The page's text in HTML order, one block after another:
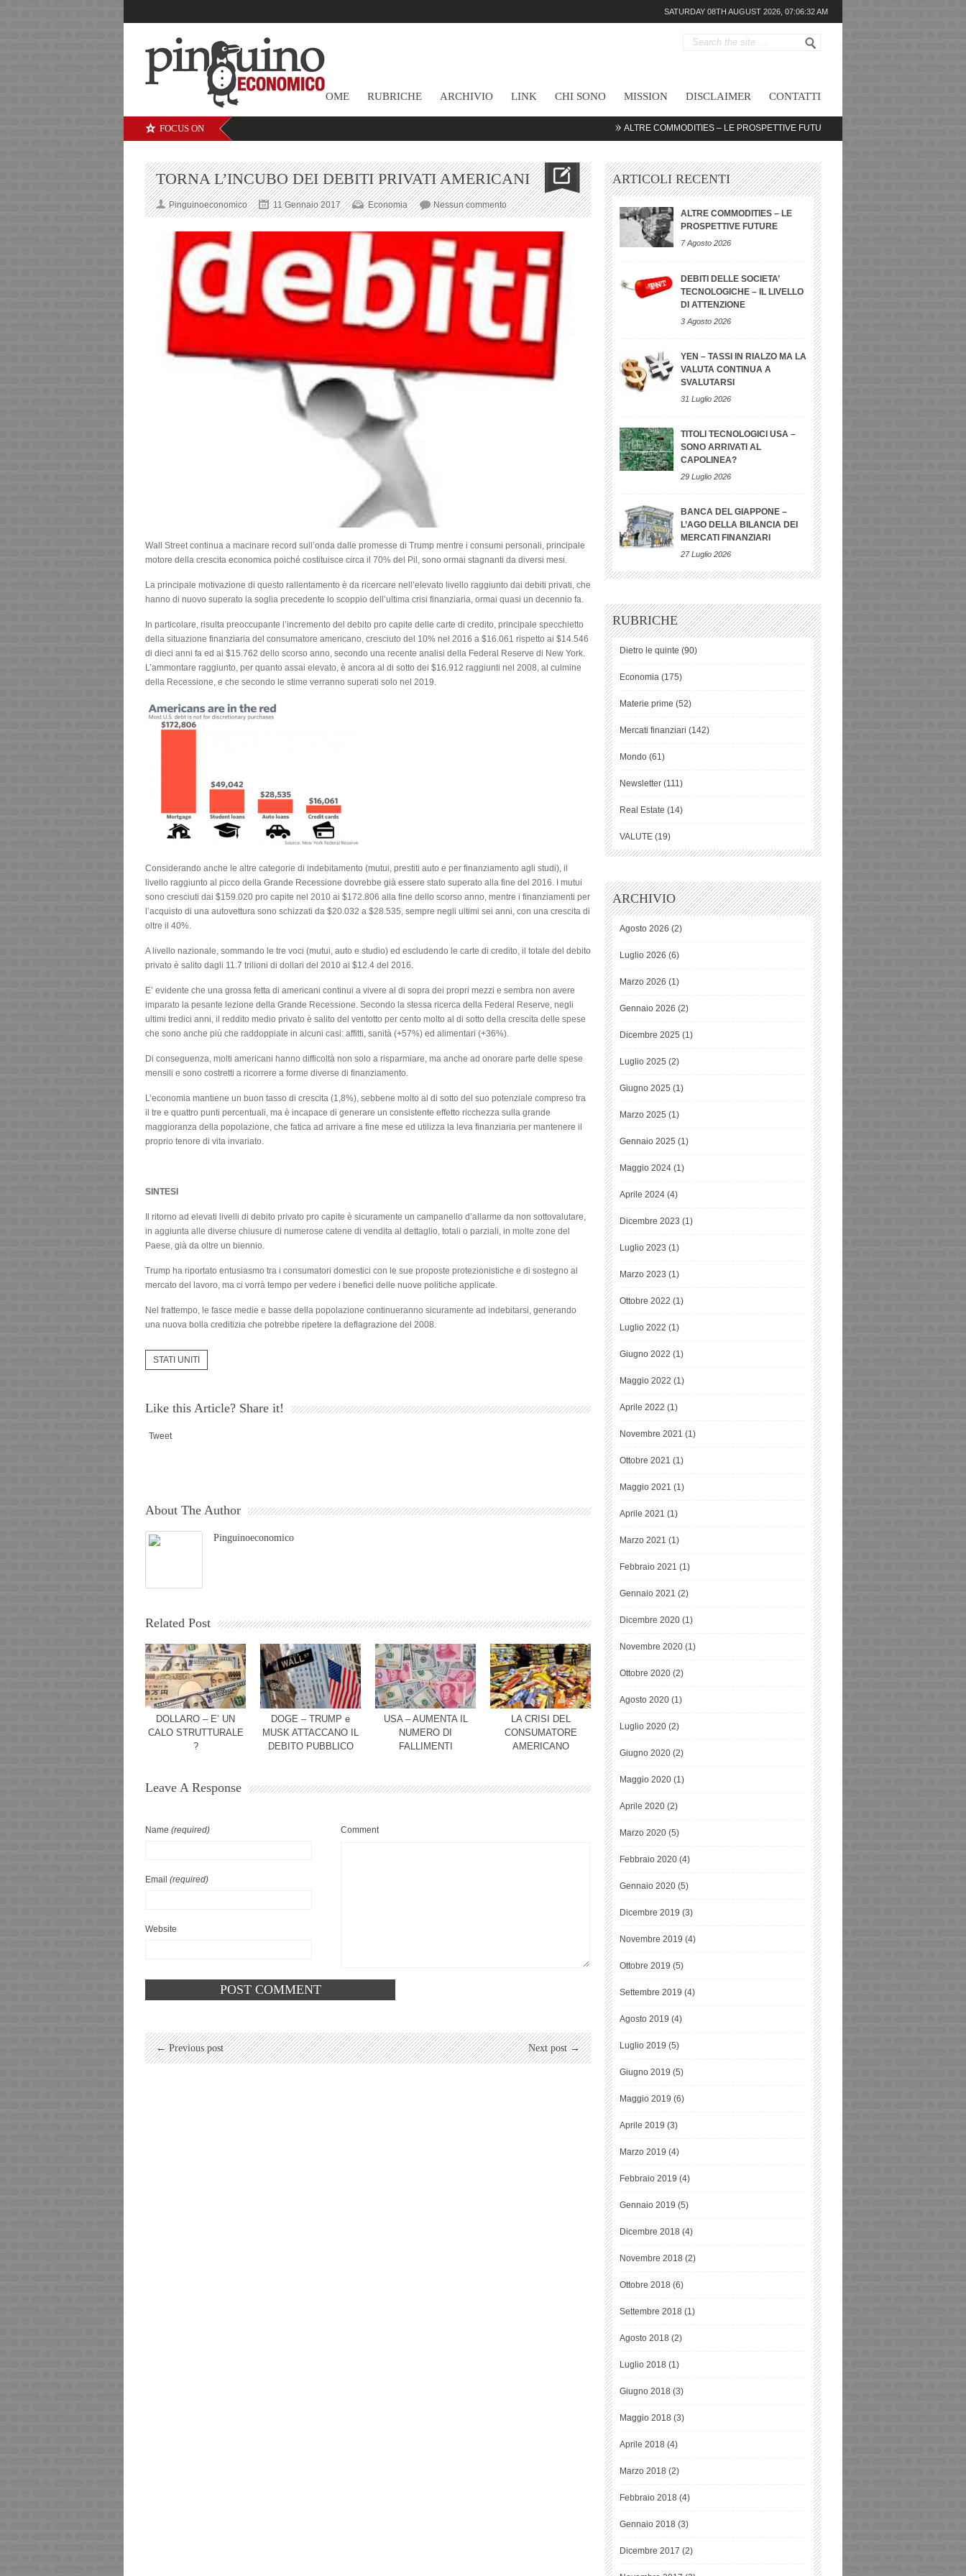
SATURDAY 08TH AUGUST 2026, 07:06:32 AM
HOME RUBRICHE ARCHIVIO LINK CHI SONO MISSION DISCLAIMER CONTATTI
FOCUS ON ALTRE COMMODITIES – LE PROSPETTIVE FUTURE DEBITI DELLE SOCIETA’
TORNA L’INCUBO DEI DEBITI PRIVATI AMERICANI
Pinguinoeconomico 11 Gennaio 2017 Economia Nessun commentosu
TORNA
L’INCUBO
DEBITI
PRIVATI
AMERICANI
Wall Street continua a macinare record sull’onda dalle promesse di Trump mentre i consumi personali, principale
motore della crescita economica poiché costituisce circa il 70% del Pil, sono ormai stagnanti da diversi mesi.
La principale motivazione di questo rallentamento è da ricercare nell’elevato livello raggiunto dai debiti privati, che
hanno di nuovo superato la soglia precedente lo scoppio dell’ultima crisi finanziaria, ormai quasi un decennio fa.
In particolare, risulta preoccupante l’incremento del debito pro capite delle carte di credito, principale specchietto
della situazione finanziaria del consumatore americano, cresciuto del 10% nel 2016 a $16.061 rispetto ai $14.546
di dieci anni fa ed ai $15.762 dello scorso anno, secondo una recente analisi della Federal Reserve di New York.
L’ammontare raggiunto, per quanto assai elevato, è ancora al di sotto dei $16.912 raggiunti nel 2008, al culmine
della Recessione, e che secondo le stime verranno superati solo nel 2019.
Considerando anche le altre categorie di indebitamento (mutui, prestiti auto e per finanziamento agli studi), il
livello raggiunto al picco della Grande Recessione dovrebbe già essere stato superato alla fine del 2016. I mutui
sono cresciuti dai $159.020 pro capite nel 2010 ai $172.806 alla fine dello scorso anno, mentre i finanziamenti per
l’acquisto di una autovettura sono schizzati da $20.032 a $28.535, sempre negli ultimi sei anni, con una crescita di
oltre il 40%.
A livello nazionale, sommando le tre voci (mutui, auto e studio) ed escludendo le carte di credito, il totale del debito
privato è salito dagli 11.7 trilioni di dollari del 2010 ai $12.4 del 2016.
E’ evidente che una grossa fetta di americani continui a vivere al di sopra dei propri mezzi e sembra non avere
imparato la pesante lezione della Grande Recessione. Secondo la stessa ricerca della Federal Reserve, negli
ultimi tredici anni, il reddito medio privato è salito del ventotto per cento molto al di sotto della crescita delle spese
che sono anche più che raddoppiate in alcuni casi: affitti, sanità (+57%) ed alimentari (+36%).
Di conseguenza, molti americani hanno difficoltà non solo a risparmiare, ma anche ad onorare parte delle spese
mensili e sono costretti a ricorrere a forme diverse di finanziamento.
L’economia mantiene un buon tasso di crescita (1,8%), sebbene molto al di sotto del suo potenziale compreso tra
il tre e quattro punti percentuali, ma è incapace di generare un consistente effetto ricchezza sulla grande
maggioranza della popolazione, che fatica ad arrivare a fine mese ed utilizza la leva finanziaria per mantenere il
proprio tenore di vita invariato.
SINTESI
Il ritorno ad elevati livelli di debito privato pro capite è sicuramente un campanello d’allarme da non sottovalutare,
in aggiunta alle diverse chiusure di numerose catene di vendita al dettaglio, totali o parziali, in molte zone del
Paese, già da oltre un biennio.
Trump ha riportato entusiasmo tra i consumatori domestici con le sue proposte protezionistiche e di sostegno al
mercato del lavoro, ma ci vorrà tempo per vedere i benefici delle nuove politiche applicate.
Nel frattempo, le fasce medie e basse della popolazione continueranno sicuramente ad indebitarsi, generando
una nuova bolla creditizia che potrebbe ripetere la deflagrazione del 2008.
STATI UNITI
Like this Article? Share it!
Tweet
About The Author
Pinguinoeconomico
Related Post
DOLLARO – E’ UN
CALO STRUTTURALE
?
DOGE – TRUMP e
MUSK ATTACCANO IL
DEBITO PUBBLICO
USA – AUMENTA IL
NUMERO DI
FALLIMENTI
LA CRISI DEL
CONSUMATORE
AMERICANO
Leave A Response
Name (required)
Email (required)
Website
Comment
← Previous post Next post →
ARTICOLI RECENTI
ALTRE COMMODITIES – LE
PROSPETTIVE FUTURE
7 Agosto 2026
DEBITI DELLE SOCIETA’
TECNOLOGICHE – IL LIVELLO
DI ATTENZIONE
3 Agosto 2026
YEN – TASSI IN RIALZO MA LA
VALUTA CONTINUA A
SVALUTARSI
31 Luglio 2026
TITOLI TECNOLOGICI USA –
SONO ARRIVATI AL
CAPOLINEA?
29 Luglio 2026
BANCA DEL GIAPPONE –
L’AGO DELLA BILANCIA DEI
MERCATI FINANZIARI
27 Luglio 2026
RUBRICHE
Dietro le quinte (90)
Economia (175)
Materie prime (52)
Mercati finanziari (142)
Mondo (61)
Newsletter (111)
Real Estate (14)
VALUTE (19)
ARCHIVIO
Agosto 2026 (2)
Luglio 2026 (6)
Marzo 2026 (1)
Gennaio 2026 (2)
Dicembre 2025 (1)
Luglio 2025 (2)
Giugno 2025 (1)
Marzo 2025 (1)
Gennaio 2025 (1)
Maggio 2024 (1)
Aprile 2024 (4)
Dicembre 2023 (1)
Luglio 2023 (1)
Marzo 2023 (1)
Ottobre 2022 (1)
Luglio 2022 (1)
Giugno 2022 (1)
Maggio 2022 (1)
Aprile 2022 (1)
Novembre 2021 (1)
Ottobre 2021 (1)
Maggio 2021 (1)
Aprile 2021 (1)
Marzo 2021 (1)
Febbraio 2021 (1)
Gennaio 2021 (2)
Dicembre 2020 (1)
Novembre 2020 (1)
Ottobre 2020 (2)
Agosto 2020 (1)
Luglio 2020 (2)
Giugno 2020 (2)
Maggio 2020 (1)
Aprile 2020 (2)
Marzo 2020 (5)
Febbraio 2020 (4)
Gennaio 2020 (5)
Dicembre 2019 (3)
Novembre 2019 (4)
Ottobre 2019 (5)
Settembre 2019 (4)
Agosto 2019 (4)
Luglio 2019 (5)
Giugno 2019 (5)
Maggio 2019 (6)
Aprile 2019 (3)
Marzo 2019 (4)
Febbraio 2019 (4)
Gennaio 2019 (5)
Dicembre 2018 (4)
Novembre 2018 (2)
Ottobre 2018 (6)
Settembre 2018 (1)
Agosto 2018 (2)
Luglio 2018 (1)
Giugno 2018 (3)
Maggio 2018 (3)
Aprile 2018 (4)
Marzo 2018 (2)
Febbraio 2018 (4)
Gennaio 2018 (3)
Dicembre 2017 (2)